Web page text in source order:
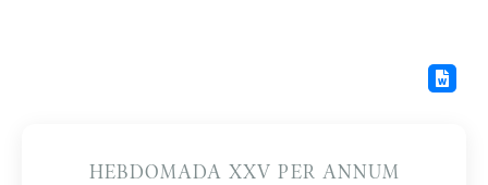
HEBDOMADA XXV PER ANNUM